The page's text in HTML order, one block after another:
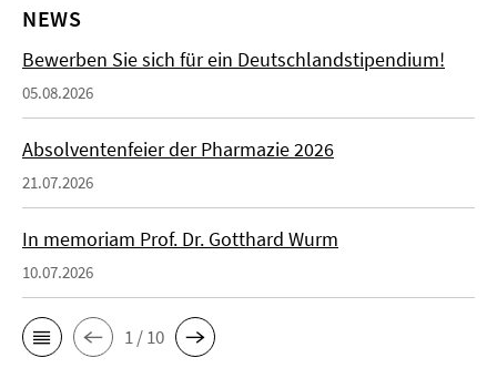
NEWS
Bewerben Sie sich für ein Deutschlandstipendium!
05.08.2026
Absolventenfeier der Pharmazie 2026
21.07.2026
In memoriam Prof. Dr. Gotthard Wurm
10.07.2026
1 / 10